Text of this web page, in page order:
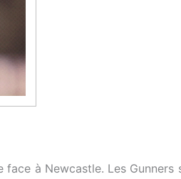
à Newcastle. Les Gunners